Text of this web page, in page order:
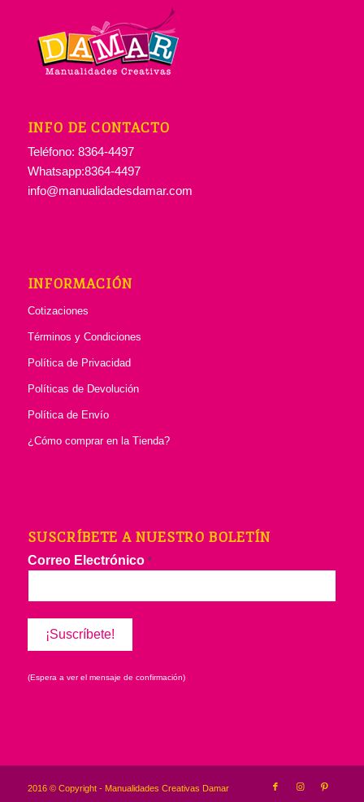
INFO DE CONTACTO
Teléfono: 8364-4497
Whatsapp:8364-4497
info@manualidadesdamar.com
INFORMACIÓN
Cotizaciones
Términos y Condiciones
Política de Privacidad
Políticas de Devolución
Política de Envío
¿Cómo comprar en la Tienda?
SUSCRÍBETE A NUESTRO BOLETÍN
Correo Electrónico *
(Espera a ver el mensaje de confirmación)
2016 © Copyright - Manualidades Creativas Damar